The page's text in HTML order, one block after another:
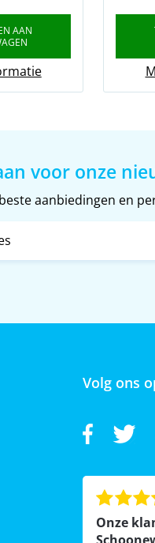
AAN
voor onze
aanbiedingen en
Volg ons
Onze